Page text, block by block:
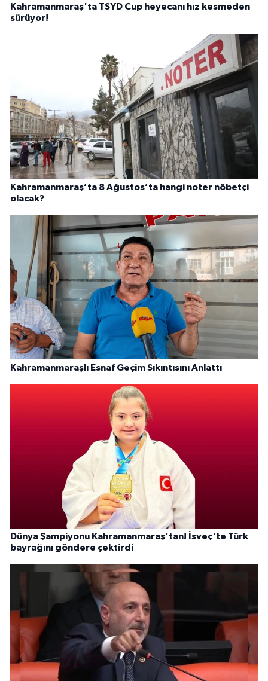
Kahramanmaraş'ta TSYD Cup heyecanı hız kesmeden
sürüyor!
Kahramanmaraş’ta 8 Ağustos’ta hangi noter nöbetçi
olacak?
Kahramanmaraşlı Esnaf Geçim Sıkıntısını Anlattı
Dünya Şampiyonu Kahramanmaraş'tan! İsveç'te Türk
bayrağını göndere çektirdi